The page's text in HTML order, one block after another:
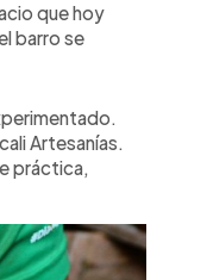
que hoy
barro se
Artesanías.
práctica,